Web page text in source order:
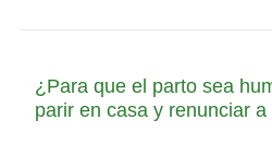
¿Para que el parto sea
parir en casa y renunciar